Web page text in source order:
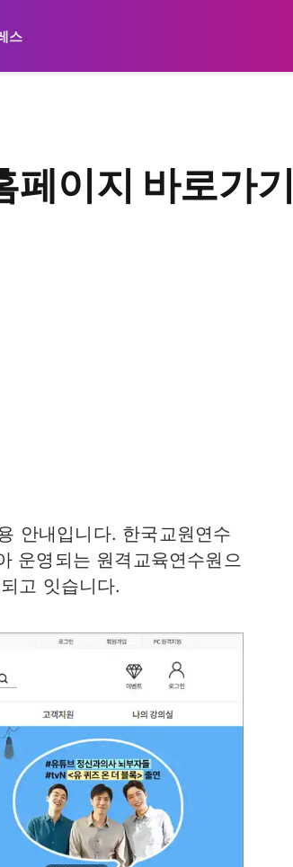
스
페이지 바로가기
안내입니다. 한국교원연수
운영되는 원격교육연수원으
고 잇습니다.